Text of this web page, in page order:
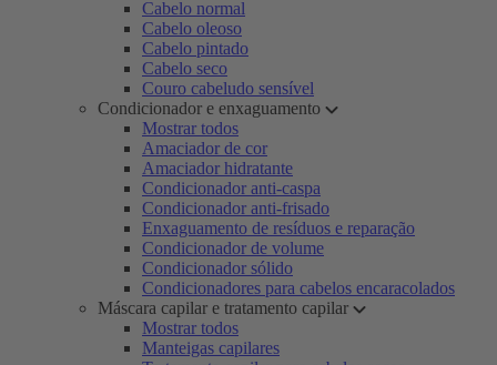
Cabelo normal
Cabelo oleoso
Cabelo pintado
Cabelo seco
Couro cabeludo sensível
Condicionador e enxaguamento
Mostrar todos
Amaciador de cor
Amaciador hidratante
Condicionador anti-caspa
Condicionador anti-frisado
Enxaguamento de resíduos e reparação
Condicionador de volume
Condicionador sólido
Condicionadores para cabelos encaracolados
Máscara capilar e tratamento capilar
Mostrar todos
Manteigas capilares